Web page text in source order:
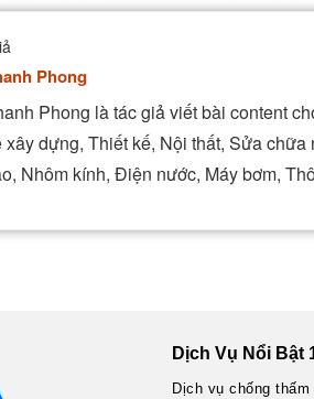
Phong
Phong là tác giả viết bài content
xây dựng, Thiết kế, Nội thất, Sửa
Nhôm kính, Điện nước, Máy bơm,
Dịch Vụ Nổi Bật
Dịch vụ chống thấm